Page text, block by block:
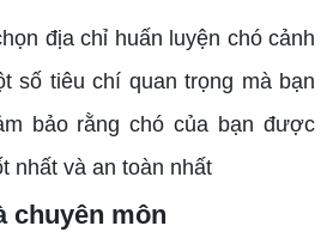
địa chỉ huấn luyện chó cảnh
số tiêu chí quan trọng mà bạn
bảo rằng chó của bạn được
nhất và an toàn nhất
chuyên môn